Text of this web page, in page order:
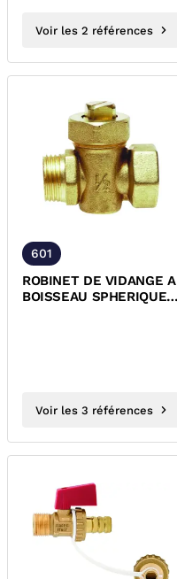
Voir les 2 références
601
ROBINET DE VIDANGE A
BOISSEAU SPHERIQUE
Voir les 3 références